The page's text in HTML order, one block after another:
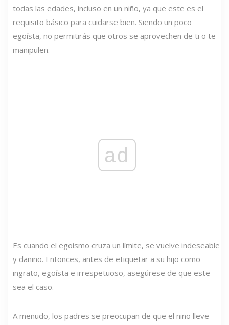
todas las edades, incluso en un niño, ya que este es el
requisito básico para cuidarse bien. Siendo un poco
egoísta, no permitirás que otros se aprovechen de ti o te
manipulen.
ad
Es cuando el egoísmo cruza un límite, se vuelve indeseable
y dañino. Entonces, antes de etiquetar a su hijo como
ingrato, egoísta e irrespetuoso, asegúrese de que este
sea el caso.
A menudo, los padres se preocupan de que el niño lleve